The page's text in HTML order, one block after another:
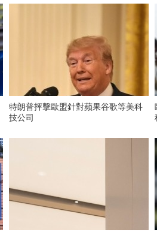
特朗普抨擊歐盟針對蘋果谷歌等美科
技公司